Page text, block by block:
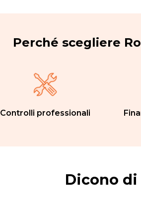
Perché scegliere
Controlli professionali
Dicono di